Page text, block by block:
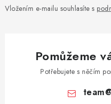
Vložením e-mailu souhlasíte s
Pomůžeme
Potřebujete s něčím
team